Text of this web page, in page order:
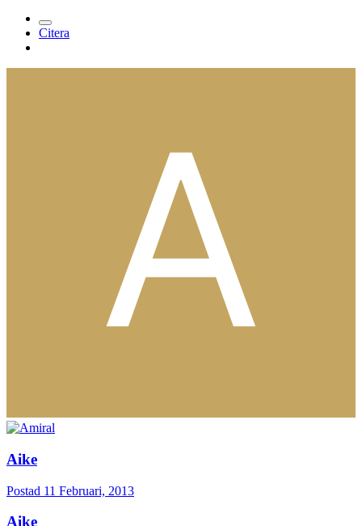
Citera
Aike
Postad 11 Februari, 2013
Aike